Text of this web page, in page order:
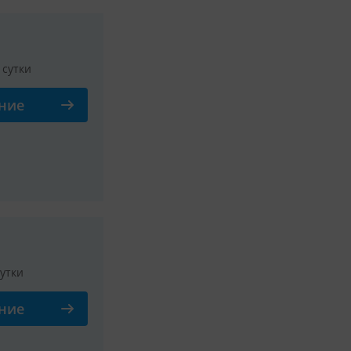
Смотреть все фото
Смотреть все фото